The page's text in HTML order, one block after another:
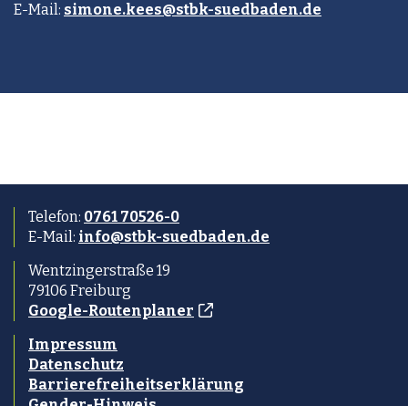
E-Mail: simone.kees@stbk-suedbaden.de
Telefon: 0761 70526-0
E-Mail: info@stbk-suedbaden.de
Wentzingerstraße 19
79106 Freiburg
Google-Routenplaner
Impressum
Datenschutz
Barrierefreiheitserklärung